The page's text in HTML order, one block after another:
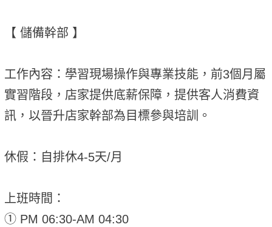
【 儲備幹部 】
工作內容：學習現場操作與專業技能，前3個月屬
實習階段，店家提供底薪保障，提供客人消費資
訊，以晉升店家幹部為目標參與培訓。
休假：自排休4-5天/月
上班時間：
① PM 06:30-AM 04:30